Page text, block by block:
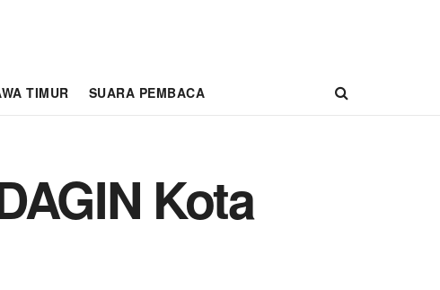
TIMUR SUARA PEMBACA
Kota